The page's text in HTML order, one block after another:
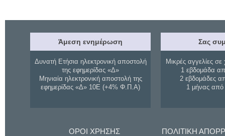
Άμεση ενημέρωση
Δυνατή Ετήσια ηλεκτρονική αποστολή
της εφημερίδας «Δ»
Μηνιαία ηλεκτρονική αποστολή της
εφημερίδας «Δ» 10Ε (+4% Φ.Π.Α)
Σας
Μικρές αγγελίες σε
1 εβδομάδα
2 εβδομάδες
1 μήνας
ΟΡΟΙ ΧΡΗΣΗΣ ΠΟΛΙΤΙΚΗ